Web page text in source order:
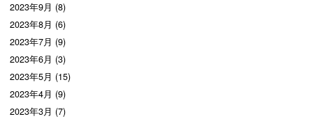
2023年9月 (8)
2023年8月 (6)
2023年7月 (9)
2023年6月 (3)
2023年5月 (15)
2023年4月 (9)
2023年3月 (7)